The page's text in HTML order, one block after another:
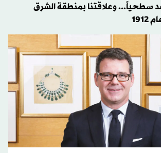
سطحياً... وعلاقتنا بمنطقة الشرق